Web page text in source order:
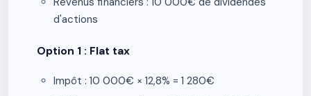
d'actions
Option 1 : Flat tax
Impôt : 10 000€ × 12,8% = 1 280€